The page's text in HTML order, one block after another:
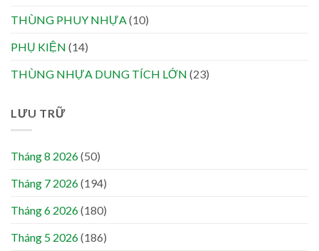
THÙNG PHUY NHỰA (10)
PHỤ KIỆN (14)
THÙNG NHỰA DUNG TÍCH LỚN (23)
LƯU TRỮ
Tháng 8 2026(50)
Tháng 7 2026(194)
Tháng 6 2026(180)
Tháng 5 2026(186)